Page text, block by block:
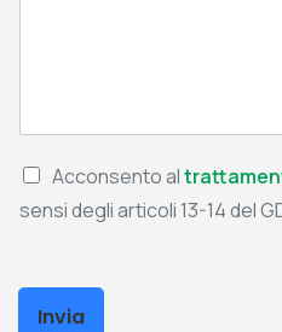
Acconsento al
sensi degli articoli 13-14 del
Invia